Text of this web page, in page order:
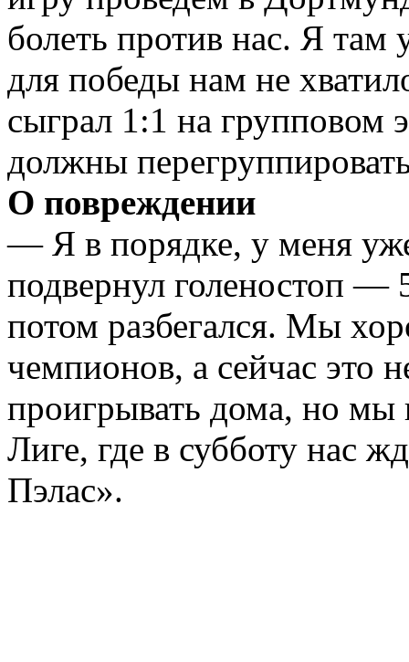
болеть против нас. Я там
для победы нам не
сыграл 1:1 на
должны
О повреждении
— Я в порядке, у меня
подвернул голеностоп —
потом разбегался. Мы
чемпионов, а сейчас это
проигрывать дома, но
Лиге, где в субботу нас
Пэлас».